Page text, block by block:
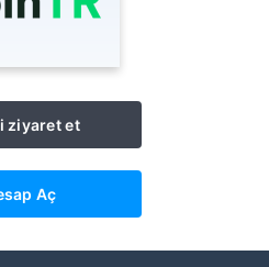
ziyaret et
Aç